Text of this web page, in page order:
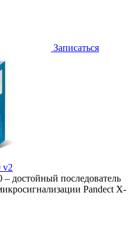
Записаться
v2
достойный последователь
Pandect X-